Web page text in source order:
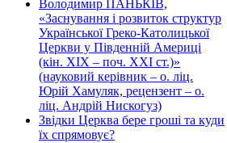
Володимир ПАНЬКІВ,
«Заснування і розвиток структур
Української Греко-Католицької
Церкви у Південній Америці
(кін. ХІХ – поч. ХХІ ст.)»
(науковий керівник – о. ліц.
Юрій Хамуляк, рецензент – о.
ліц. Андрій Нискогуз)
Звідки Церква бере гроші та куди
їх спрямовує?